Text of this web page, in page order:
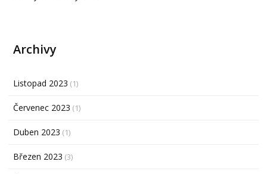
Archivy
Listopad 2023 (1)
Červenec 2023 (1)
Duben 2023 (1)
Březen 2023 (3)